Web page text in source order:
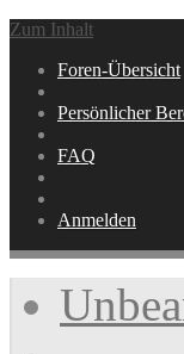
Zum Inhalt
Foren-Übersicht
Persönlicher
FAQ
Anmelden